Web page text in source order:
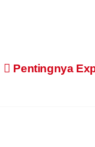
Pentingnya